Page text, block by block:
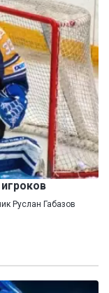
Руслан Габазов